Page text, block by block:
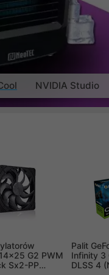
NVIDIA Studio
G2 PWM
Sx2-PP
Palit
Infinity 3
DLSS 4